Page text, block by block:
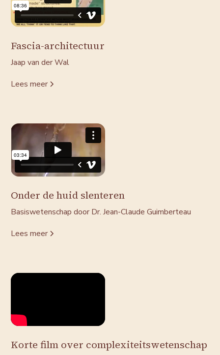
Fascia-architectuur
Jaap van der Wal
Lees meer
Onder de huid slenteren
Basiswetenschap door Dr. Jean-Claude Guimberteau
Lees meer
Korte film over complexiteitswetenschap